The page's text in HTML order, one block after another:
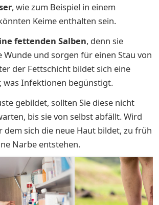
, wie zum Beispiel in einem
Keime enthalten sein.
fettenden Salben, denn sie
Wunde und sorgen für einen Stau von
der Fettschicht bildet sich eine
was Infektionen begünstigt.
gebildet, sollten Sie diese nicht
bis sie von selbst abfällt. Wird
dem sich die neue Haut bildet, zu früh
Narbe entstehen.